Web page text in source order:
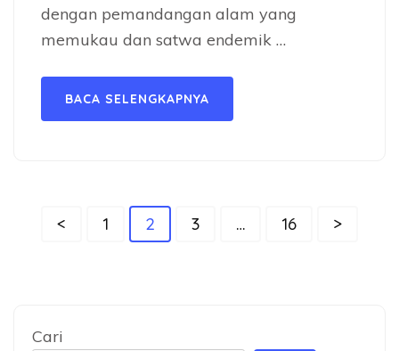
dengan pemandangan alam yang
memukau dan satwa endemik …
BACA SELENGKAPNYA
Paginasi
< Halaman
1 Halaman
2 Halaman
3 … Halaman
16 >
Cari